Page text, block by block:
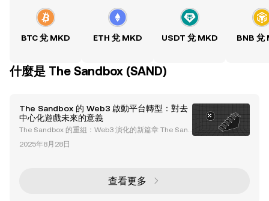
BTC 兌 MKD ETH 兌 MKD USDT 兌 MKD BNB 兌
什麼是 The Sandbox (SAND)
The Sandbox 的 Web3 啟動平台轉型：對去
中心化遊戲未來的意義
The Sandbox 的重組：Web3 演化的新篇章 The San
dbox 作為元宇宙領域的先驅，正在進行一場變革性的
重組。該公司最近宣布了一系列重大改變，包括裁員 5
日常運營相吻合，Animoca Brands 的 CEO Robby Yu
2025年8月28日
查看更多